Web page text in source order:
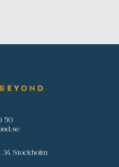
50
34 Stockholm